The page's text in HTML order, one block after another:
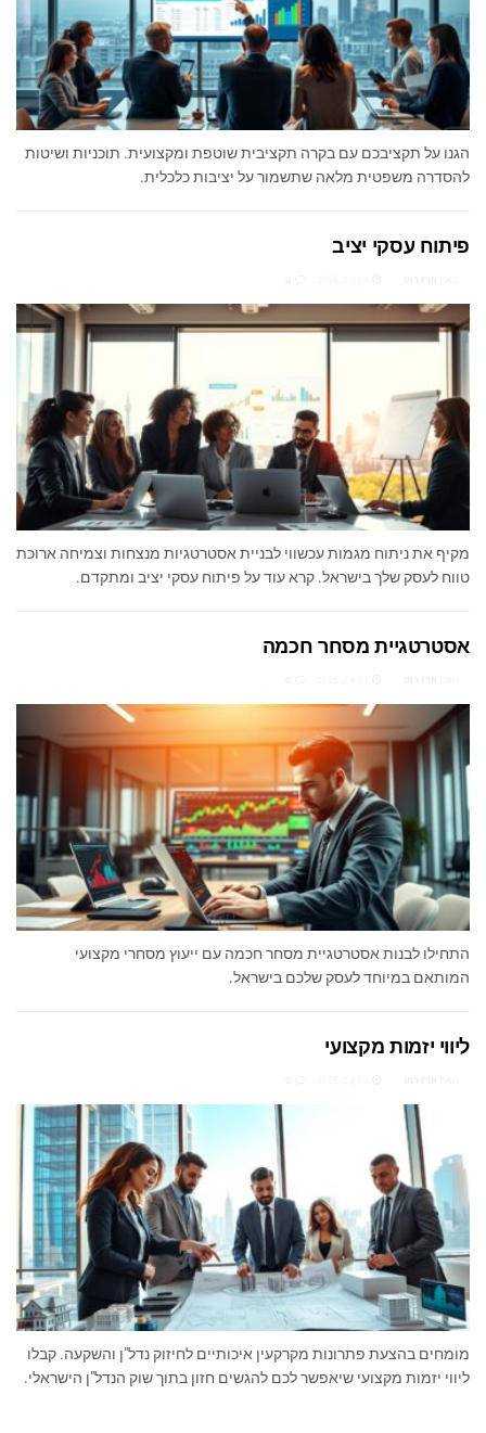
הגנו על תקציבכם עם בקרה תקציבית שוטפת ומקצועית. תוכניות ושיטות
להסדרה משפטית מלאה שתשמור על יציבות כלכלית.
פיתוח עסקי יציב
מקיף את ניתוח מגמות עכשווי לבניית אסטרטגיות מנצחות וצמיחה ארוכת
טווח לעסק שלך בישראל. קרא עוד על פיתוח עסקי יציב ומתקדם.
אסטרטגיית מסחר חכמה
התחילו לבנות אסטרטגיית מסחר חכמה עם ייעוץ מסחרי מקצועי
המותאם במיוחד לעסק שלכם בישראל.
ליווי יזמות מקצועי
מומחים בהצעת פתרונות מקרקעין איכותיים לחיזוק נדל"ן והשקעה. קבלו
ליווי יזמות מקצועי שיאפשר לכם להגשים חזון בתוך שוק הנדל"ן הישראלי.